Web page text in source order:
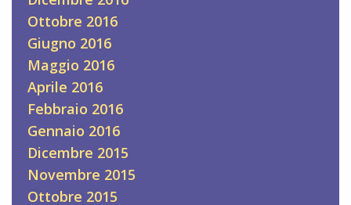
Ottobre 2016
Giugno 2016
Maggio 2016
Aprile 2016
Febbraio 2016
Gennaio 2016
Dicembre 2015
Novembre 2015
Ottobre 2015